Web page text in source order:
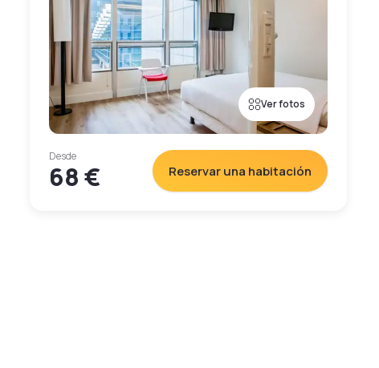
Ver fotos
Desde
68 € Reservar una habitación